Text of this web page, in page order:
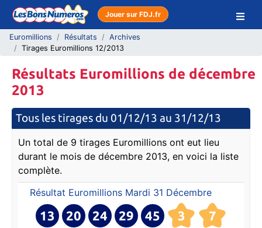
Jouer sur FDJ.fr
Euromillions Résultats
Archives
Tirages Euromillions 12/2013
Résultats Euromillions de décembre
2013
Tous les tirages du 01/12/13 au 31/12/13
Un total de 9 tirages Euromillions ont eut lieu
durant le mois de décembre 2013, en voici la liste
complète.
Résultat Euromillions Mardi 31 Décembre
13 20 24 29 45 3 7